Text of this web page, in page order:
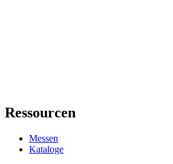
Ressourcen
Messen
Kataloge